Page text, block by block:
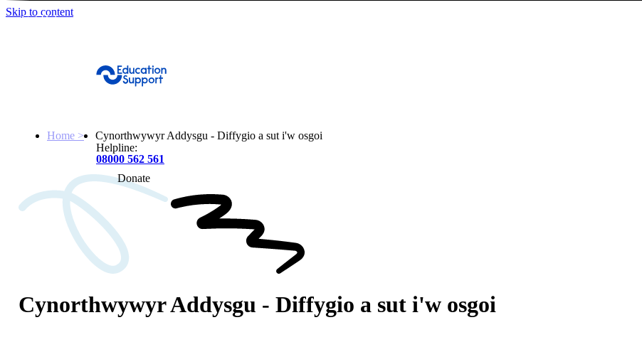
Skip to content
Get help
Resources
About
Get involved
Helpline:
08000 562 561
Donate
Home > Cynorthwywyr Addysgu - Diffygio a sut i'w osgoi
Cynorthwywyr Addysgu - Diffygio a sut i'w osgoi
Get Help